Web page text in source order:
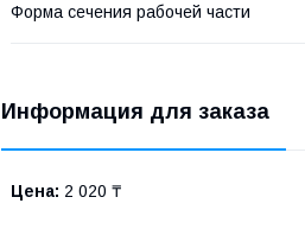
Форма сечения рабочей части
Информация для заказа
Цена: 2 020 ₸